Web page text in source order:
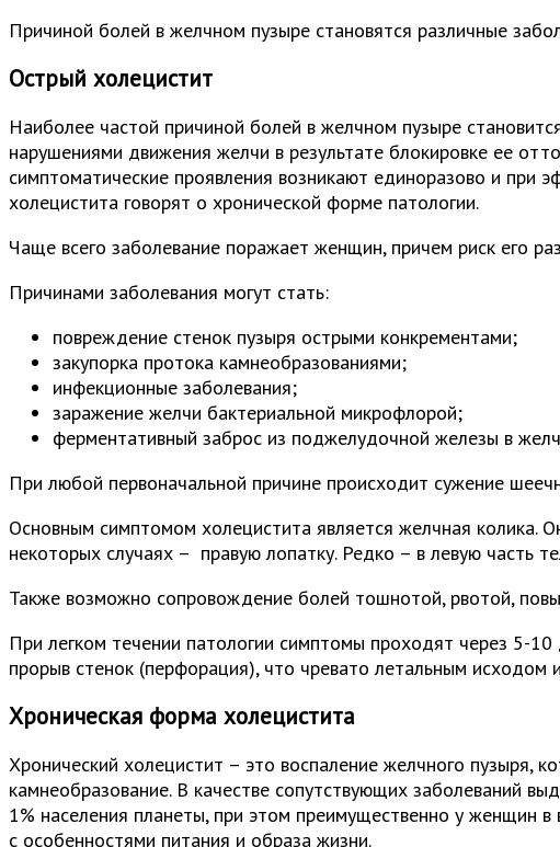
Причиной болей в желчном пузыре становятся различные
Острый холецистит
Наиболее частой причиной болей в желчном пузыре
нарушениями движения желчи в результате блокировке ее
симптоматические проявления возникают единоразово и при
холецистита говорят о хронической форме патологии.
Чаще всего заболевание поражает женщин, причем риск его
Причинами заболевания могут стать:
повреждение стенок пузыря острыми конкрементами;
закупорка протока камнеобразованиями;
инфекционные заболевания;
заражение желчи бактериальной микрофлорой;
ферментативный заброс из поджелудочной железы в
При любой первоначальной причине происходит сужение
Основным симптомом холецистита является желчная колика.
некоторых случаях – правую лопатку. Редко – в левую часть
Также возможно сопровождение болей тошнотой, рвотой,
При легком течении патологии симптомы проходят через 5-
прорыв стенок (перфорация), что чревато летальным исходом
Хроническая форма холецистита
Хронический холецистит – это воспаление желчного пузыря,
камнеобразование. В качестве сопутствующих заболеваний
1% населения планеты, при этом преимущественно у женщин
с особенностями питания и образа жизни.